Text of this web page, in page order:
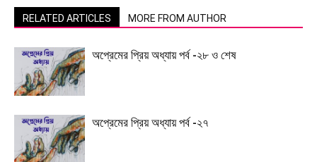
RELATED ARTICLES MORE FROM AUTHOR
অপ্রেমের প্রিয় অধ্যায় পর্ব -২৮ ও শেষ
অপ্রেমের প্রিয় অধ্যায় পর্ব -২৭